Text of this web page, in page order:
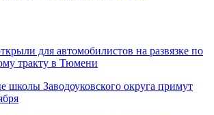
для автомобилистов на развязке по
тракту в Тюмени
школы Заводоуковского округа примут